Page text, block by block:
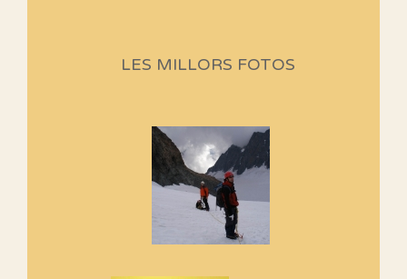
programació d'aquest any
Si no podem caminar, alguna
cosa hem de fer...
Els Centpeus signen el
Manifest a favor dels Camins
LES MILLORS FOTOS